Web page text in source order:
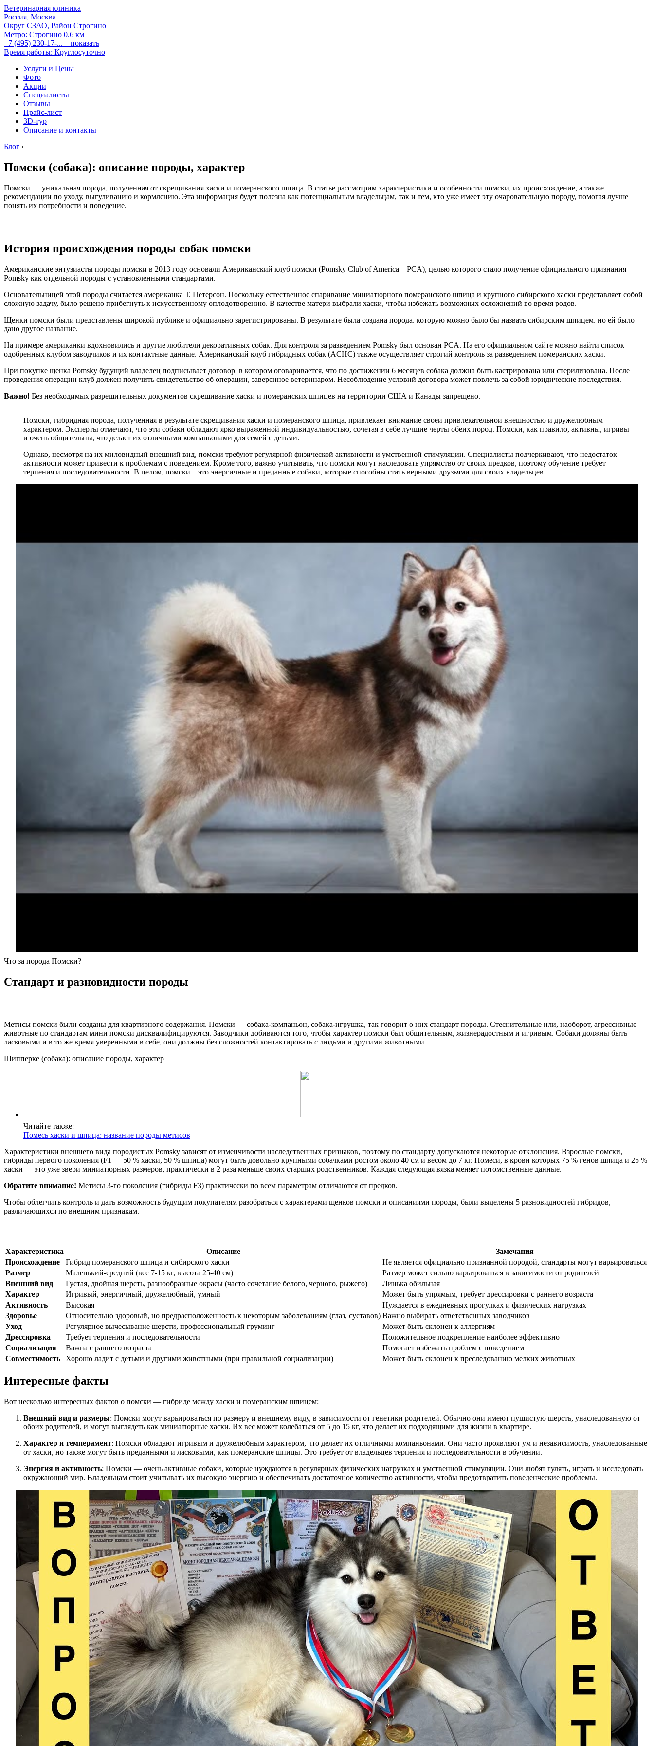
Ветеринарная клиника
Россия, Москва
Округ СЗАО, Район Строгино
Метро: Строгино 0.6 км
+7 (495) 230-17-... – показать
Время работы: Круглосуточно
Услуги и Цены
Фото
Акции
Специалисты
Отзывы
Прайс-лист
3D-тур
Описание и контакты
Блог ›
Помски (собака): описание породы, характер
Помски — уникальная порода, полученная от скрещивания хаски и померанского шпица. В статье рассмотрим характеристики и особенности помски, их происхождение, а также
рекомендации по уходу, выгуливанию и кормлению. Эта информация будет полезна как потенциальным владельцам, так и тем, кто уже имеет эту очаровательную породу, помогая лучше
понять их потребности и поведение.
История происхождения породы собак помски
Американские энтузиасты породы помски в 2013 году основали Американский клуб помски (Pomsky Club of America – PCA), целью которого стало получение официального признания
Pomsky как отдельной породы с установленными стандартами.
Основательницей этой породы считается американка Т. Петерсон. Поскольку естественное спаривание миниатюрного померанского шпица и крупного сибирского хаски представляет собой
сложную задачу, было решено прибегнуть к искусственному оплодотворению. В качестве матери выбрали хаски, чтобы избежать возможных осложнений во время родов.
Щенки помски были представлены широкой публике и официально зарегистрированы. В результате была создана порода, которую можно было бы назвать сибирским шпицем, но ей было
дано другое название.
На примере американки вдохновились и другие любители декоративных собак. Для контроля за разведением Pomsky был основан PCA. На его официальном сайте можно найти список
одобренных клубом заводчиков и их контактные данные. Американский клуб гибридных собак (ACHС) также осуществляет строгий контроль за разведением померанских хаски.
При покупке щенка Pomsky будущий владелец подписывает договор, в котором оговаривается, что по достижении 6 месяцев собака должна быть кастрирована или стерилизована. После
проведения операции клуб должен получить свидетельство об операции, заверенное ветеринаром. Несоблюдение условий договора может повлечь за собой юридические последствия.
Важно! Без необходимых разрешительных документов скрещивание хаски и померанских шпицев на территории США и Канады запрещено.
Помски, гибридная порода, полученная в результате скрещивания хаски и померанского шпица, привлекает внимание своей привлекательной внешностью и дружелюбным
характером. Эксперты отмечают, что эти собаки обладают ярко выраженной индивидуальностью, сочетая в себе лучшие черты обеих пород. Помски, как правило, активны, игривы
и очень общительны, что делает их отличными компаньонами для семей с детьми.
Однако, несмотря на их миловидный внешний вид, помски требуют регулярной физической активности и умственной стимуляции. Специалисты подчеркивают, что недостаток
активности может привести к проблемам с поведением. Кроме того, важно учитывать, что помски могут наследовать упрямство от своих предков, поэтому обучение требует
терпения и последовательности. В целом, помски – это энергичные и преданные собаки, которые способны стать верными друзьями для своих владельцев.
Что за порода Помски?
Стандарт и разновидности породы
Метисы помски были созданы для квартирного содержания. Помски — собака-компаньон, собака-игрушка, так говорит о них стандарт породы. Стеснительные или, наоборот, агрессивные
животные по стандартам мини помски дисквалифицируются. Заводчики добиваются того, чтобы характер помски был общительным, жизнерадостным и игривым. Собаки должны быть
ласковыми и в то же время уверенными в себе, они должны без сложностей контактировать с людьми и другими животными.
Шипперке (собака): описание породы, характер
Читайте также:
Помесь хаски и шпица: название породы метисов
Характеристики внешнего вида породистых Pomsky зависят от изменчивости наследственных признаков, поэтому по стандарту допускаются некоторые отклонения. Взрослые помски,
гибриды первого поколения (F1 — 50 % хаски, 50 % шпица) могут быть довольно крупными собачками ростом около 40 см и весом до 7 кг. Помеси, в крови которых 75 % генов шпица и 25 %
хаски — это уже звери миниатюрных размеров, практически в 2 раза меньше своих старших родственников. Каждая следующая вязка меняет потомственные данные.
Обратите внимание! Метисы 3-го поколения (гибриды F3) практически по всем параметрам отличаются от предков.
Чтобы облегчить контроль и дать возможность будущим покупателям разобраться с характерами щенков помски и описаниями породы, были выделены 5 разновидностей гибридов,
различающихся по внешним признакам.
Характеристика Описание
Замечания
Происхождение
Гибрид померанского шпица и сибирского хаски
Не является официально признанной породой, стандарты могут варьироваться
Размер
Маленький-средний (вес 7-15 кг, высота 25-40 см)
Размер может сильно варьироваться в зависимости от родителей
Внешний вид
Густая, двойная шерсть, разнообразные окрасы (часто сочетание белого, черного, рыжего)
Линька обильная
Характер
Игривый, энергичный, дружелюбный, умный
Может быть упрямым, требует дрессировки с раннего возраста
Активность
Высокая
Нуждается в ежедневных прогулках и физических нагрузках
Здоровье
Относительно здоровый, но предрасположенность к некоторым заболеваниям (глаз, суставов) Важно выбирать ответственных заводчиков
Уход
Регулярное вычесывание шерсти, профессиональный груминг
Может быть склонен к аллергиям
Дрессировка
Требует терпения и последовательности
Положительное подкрепление наиболее эффективно
Социализация
Важна с раннего возраста
Помогает избежать проблем с поведением
Совместимость
Хорошо ладит с детьми и другими животными (при правильной социализации) Может быть склонен к преследованию мелких животных
Интересные факты
Вот несколько интересных фактов о помски — гибриде между хаски и померанским шпицем:
Внешний вид и размеры: Помски могут варьироваться по размеру и внешнему виду, в зависимости от генетики родителей. Обычно они имеют пушистую шерсть, унаследованную от
обоих родителей, и могут выглядеть как миниатюрные хаски. Их вес может колебаться от 5 до 15 кг, что делает их подходящими для жизни в квартире.
Характер и темперамент: Помски обладают игривым и дружелюбным характером, что делает их отличными компаньонами. Они часто проявляют ум и независимость, унаследованные
от хаски, но также могут быть преданными и ласковыми, как померанские шпицы. Это требует от владельцев терпения и последовательности в обучении.
Энергия и активность: Помски — очень активные собаки, которые нуждаются в регулярных физических нагрузках и умственной стимуляции. Они любят гулять, играть и исследовать
окружающий мир. Владельцам стоит учитывать их высокую энергию и обеспечивать достаточное количество активности, чтобы предотвратить поведенческие проблемы.